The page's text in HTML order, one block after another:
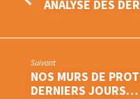
ANALYSE DES
Suivant
NOS MURS DE
DERNIERS JOURS…